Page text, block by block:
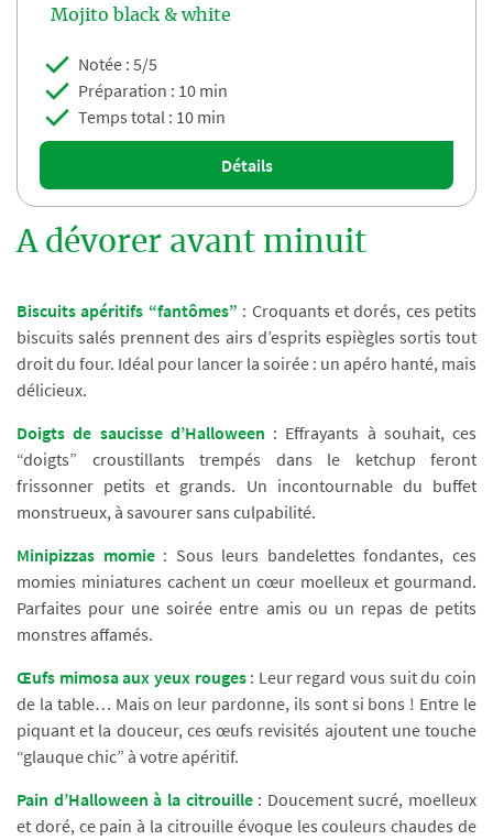
Mojito black & white
Notée : 5/5
Préparation : 10 min
Temps total : 10 min
Détails
A dévorer avant minuit
Biscuits apéritifs “fantômes” : Croquants et dorés, ces petits
biscuits salés prennent des airs d’esprits espiègles sortis tout
droit du four. Idéal pour lancer la soirée : un apéro hanté, mais
délicieux.
Doigts de saucisse d’Halloween : Effrayants à souhait, ces
“doigts” croustillants trempés dans le ketchup feront
frissonner petits et grands. Un incontournable du buffet
monstrueux, à savourer sans culpabilité.
Minipizzas momie : Sous leurs bandelettes fondantes, ces
momies miniatures cachent un cœur moelleux et gourmand.
Parfaites pour une soirée entre amis ou un repas de petits
monstres affamés.
Œufs mimosa aux yeux rouges : Leur regard vous suit du coin
de la table… Mais on leur pardonne, ils sont si bons ! Entre le
piquant et la douceur, ces œufs revisités ajoutent une touche
“glauque chic” à votre apéritif.
Pain d’Halloween à la citrouille : Doucement sucré, moelleux
et doré, ce pain à la citrouille évoque les couleurs chaudes de